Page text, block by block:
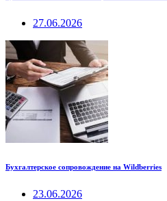
27.06.2026
Бухгалтерское сопровождение на Wildberries
23.06.2026